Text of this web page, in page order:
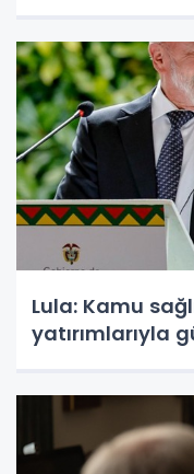
Lula: Kamu
yatırımlarıyla